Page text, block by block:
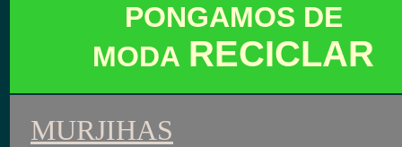
PONGAMOS DE
MODA RECICLAR
MURJIHAS